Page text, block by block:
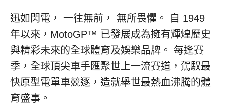
迅如閃電， 一往無前， 無所畏懼。 自 1949
年以來，MotoGP™ 已發展成為擁有輝煌歷史
與精彩未來的全球體育及娛樂品牌。 每逢賽
季，全球頂尖車手匯聚世上一流賽道，駕馭最
快原型電單車競逐，造就舉世最熱血沸騰的體
育盛事。